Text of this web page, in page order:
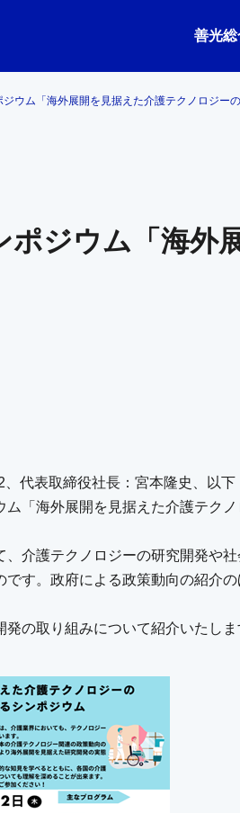
善光
ウム「海外展開を見据えた介護テクノロジー
ジウム「海外
代表取締役社長：宮本隆史、以下
「海外展開を見据えた介護テク
介護テクノロジーの研究開発や
す。政府による政策動向の紹介
の取り組みについて紹介いたしま